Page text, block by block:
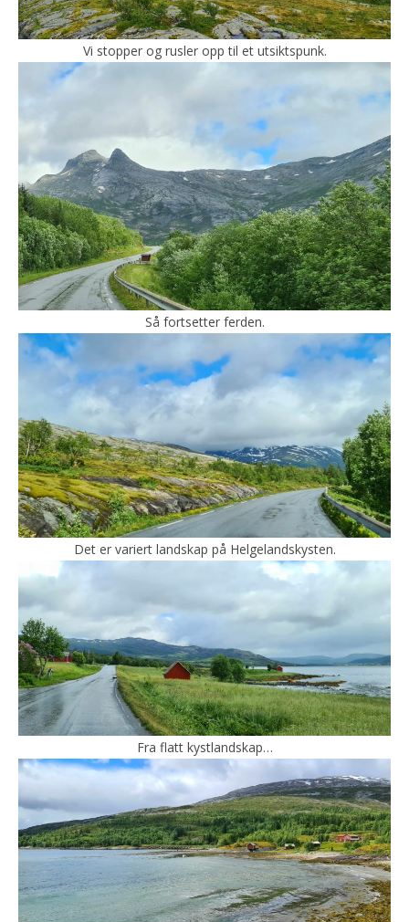
Vi stopper og rusler opp til et utsiktspunk.
Så fortsetter ferden.
Det er variert landskap på Helgelandskysten.
Fra flatt kystlandskap…